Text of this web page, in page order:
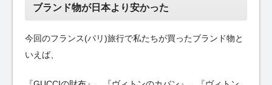
ブランド物が日本より安かった
今回のフランス(パリ)旅行で私たちが買ったブランド物と
いえば、